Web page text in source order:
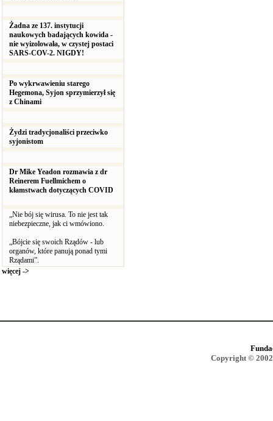
Żadna ze 137. instytucji
naukowych badających kowida -
nie wyizolowała, w czystej postaci
SARS-COV-2. NIGDY!
Po wykrwawieniu starego
Hegemona, Syjon sprzymierzył się
z Chinami
Żydzi tradycjonaliści przeciwko
syjonistom
Dr Mike Yeadon rozmawia z dr
Reinerem Fuellmichem o
kłamstwach dotyczących COVID
„Nie bój się wirusa. To nie jest tak
niebezpieczne, jak ci wmówiono.
„Bójcie się swoich Rządów - lub
organów, które panują ponad tymi
Rządami”.
więcej ->
Copyright ©